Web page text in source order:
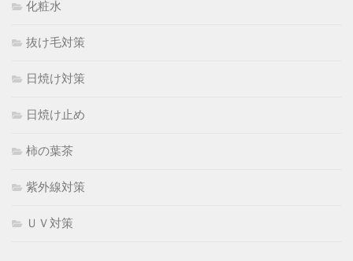
化粧水
抜け毛対策
日焼け対策
日焼け止め
柿の葉茶
紫外線対策
ＵＶ対策